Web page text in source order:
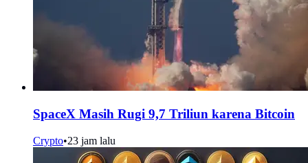
SpaceX Masih Rugi 9,7 Triliun karena Bitcoin
Crypto•23 jam lalu